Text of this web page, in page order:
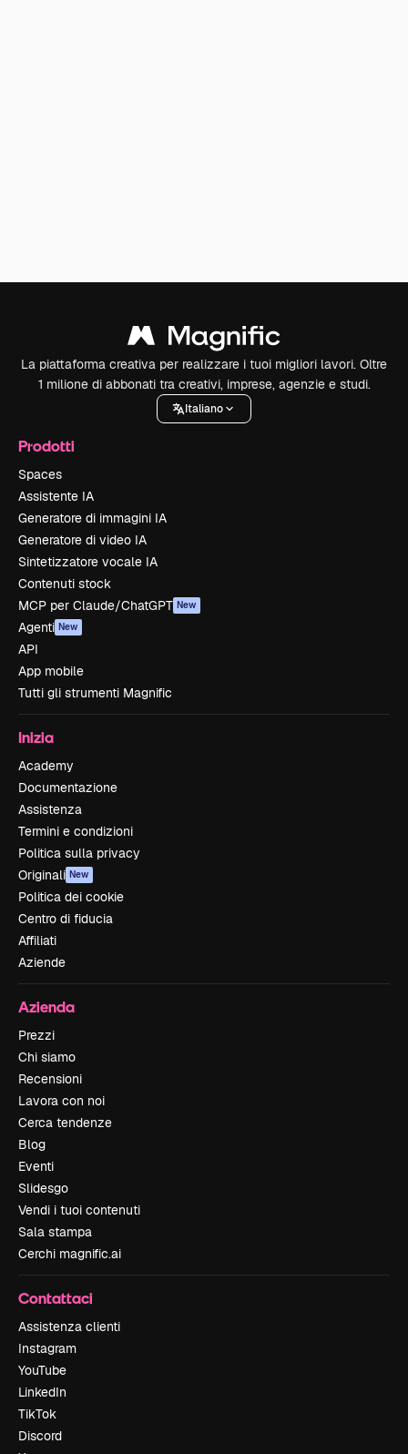
La piattaforma creativa per realizzare i tuoi migliori lavori. Oltre
1 milione di abbonati tra creativi, imprese, agenzie e studi.
Italiano
Prodotti
Spaces
Assistente IA
Generatore di immagini IA
Generatore di video IA
Sintetizzatore vocale IA
Contenuti stock
MCP per Claude/ChatGPT New
Agenti New
API
App mobile
Tutti gli strumenti Magnific
Inizia
Academy
Documentazione
Assistenza
Termini e condizioni
Politica sulla privacy
Originali New
Politica dei cookie
Centro di fiducia
Affiliati
Aziende
Azienda
Prezzi
Chi siamo
Recensioni
Lavora con noi
Cerca tendenze
Blog
Eventi
Slidesgo
Vendi i tuoi contenuti
Sala stampa
Cerchi magnific.ai
Contattaci
Assistenza clienti
Instagram
YouTube
LinkedIn
TikTok
Discord